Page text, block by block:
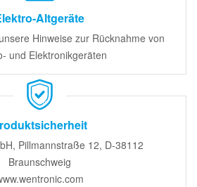
Altgeräte
Hinweise zur Rücknahme von
und Elektronikgeräten
Pillmannstraße 12, D-38112
Braunschweig